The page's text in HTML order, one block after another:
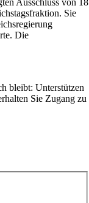
Sie
Die
bleibt: Unterstützen
Sie Zugang zu